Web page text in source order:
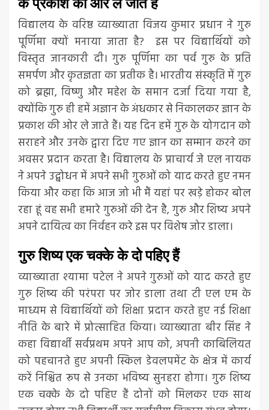
विद्यालय के वरिष्ठ व्याख्याता विजय कुमार प्रधान ने गुरु
पूर्णिमा क्यों मनाया जाता है? इस पर विद्यार्थियों को
विस्तृत जानकारी दी। गुरु पूर्णिमा का पर्व गुरु के प्रति
समर्पण और कृतज्ञता का प्रतीक है। भारतीय संस्कृति में गुरु
को ब्रह्मा, विष्णु और महेश के समान दर्जा दिया गया है,
क्योंकि गुरु ही हमें अज्ञान के अंधकार से निकालकर ज्ञान के
प्रकाश की ओर ले जाते हैं। यह दिन हमें गुरु के योगदान को
सराहने और उनके द्वारा दिए गए ज्ञान का सम्मान करने का
अवसर प्रदान करता है। विद्यालय के प्राचार्य जे एल नायक
ने अपने उद्बोधन में अपने सभी गुरुओं को याद करते हुए नमन
किया और कहा कि आज जो भी मैं यहां पर खड़े होकर बोल
रहा हूं वह सभी हमारे गुरुओं की देन है, गुरु और शिष्य अपने
अपने दायित्व का निर्वहन करे इस पर विशेष जोर डाला।
गुरु शिष्य एक चक्के के दो पहिए हैं
व्याख्याता श्यामा पटेल ने अपने गुरुओं को याद करते हुए
गुरु शिष्य की परंपरा पर जोर डाला तथा टी एल एम के
माध्यम से विद्यार्थियों को शिक्षा प्रदान करते हुए नई शिक्षा
नीति के बारे में प्रोत्साहित किया। व्याख्याता बीर सिंह ने
कहा विद्यार्थी सर्वप्रथम अपने आप को, अपनी काबिलियत
को पहचानते हुए अपनी स्किल डेवलपमेंट के क्षेत्र में कार्य
करें निश्चित रूप से उनका भविष्य सुनहरा होगा। गुरु शिष्य
एक चक्के के दो पहिए हैं दोनों को मिलकर एक साथ